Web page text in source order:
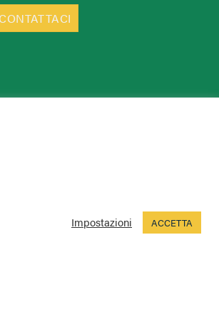
Impostazioni ACCETTA